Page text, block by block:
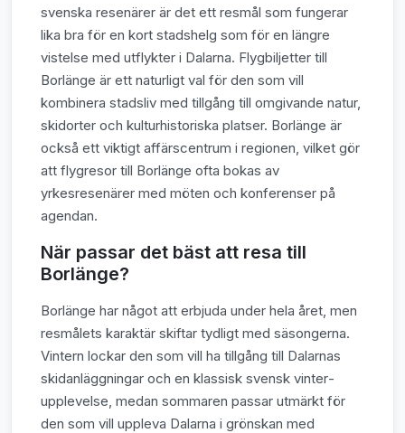
svenska resenärer är det ett resmål som fungerar
lika bra för en kort stadshelg som för en längre
vistelse med utflykter i Dalarna. Flygbiljetter till
Borlänge är ett naturligt val för den som vill
kombinera stadsliv med tillgång till omgivande natur,
skidorter och kulturhistoriska platser. Borlänge är
också ett viktigt affärscentrum i regionen, vilket gör
att flygresor till Borlänge ofta bokas av
yrkesresenärer med möten och konferenser på
agendan.
När passar det bäst att resa till
Borlänge?
Borlänge har något att erbjuda under hela året, men
resmålets karaktär skiftar tydligt med säsongerna.
Vintern lockar den som vill ha tillgång till Dalarnas
skidanläggningar och en klassisk svensk vinter­
upplevelse, medan sommaren passar utmärkt för
den som vill uppleva Dalarna i grönskan med